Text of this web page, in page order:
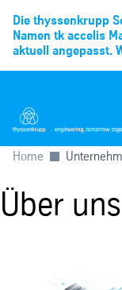
Die thyssenkrupp
Namen tk accelis
aktuell angepasst.
Home
Über uns